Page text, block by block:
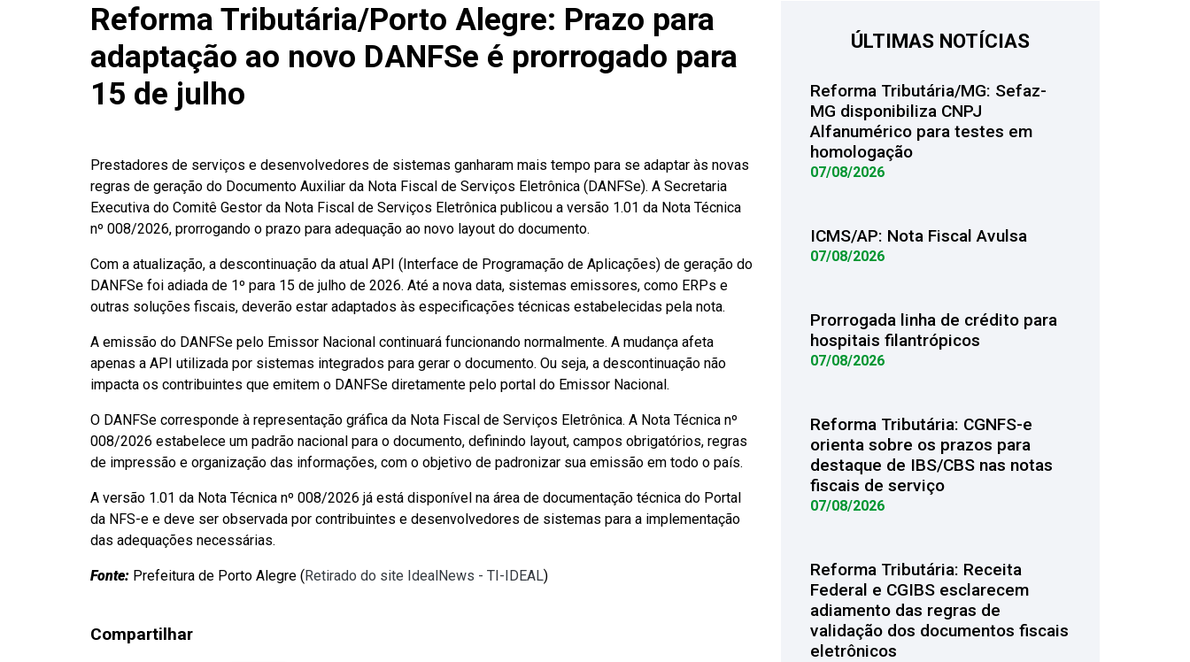
Reforma Tributária/Porto Alegre: Prazo para
adaptação ao novo DANFSe é prorrogado para
15 de julho
Prestadores de serviços e desenvolvedores de sistemas ganharam mais tempo para se adaptar às novas
regras de geração do Documento Auxiliar da Nota Fiscal de Serviços Eletrônica (DANFSe). A Secretaria
Executiva do Comitê Gestor da Nota Fiscal de Serviços Eletrônica publicou a versão 1.01 da Nota Técnica
nº 008/2026, prorrogando o prazo para adequação ao novo layout do documento.
Com a atualização, a descontinuação da atual API (Interface de Programação de Aplicações) de geração do
DANFSe foi adiada de 1º para 15 de julho de 2026. Até a nova data, sistemas emissores, como ERPs e
outras soluções fiscais, deverão estar adaptados às especificações técnicas estabelecidas pela nota.
A emissão do DANFSe pelo Emissor Nacional continuará funcionando normalmente. A mudança afeta
apenas a API utilizada por sistemas integrados para gerar o documento. Ou seja, a descontinuação não
impacta os contribuintes que emitem o DANFSe diretamente pelo portal do Emissor Nacional.
O DANFSe corresponde à representação gráfica da Nota Fiscal de Serviços Eletrônica. A Nota Técnica nº
008/2026 estabelece um padrão nacional para o documento, definindo layout, campos obrigatórios, regras
de impressão e organização das informações, com o objetivo de padronizar sua emissão em todo o país.
A versão 1.01 da Nota Técnica nº 008/2026 já está disponível na área de documentação técnica do Portal
da NFS-e e deve ser observada por contribuintes e desenvolvedores de sistemas para a implementação
das adequações necessárias.
Fonte: Prefeitura de Porto Alegre (Retirado do site IdealNews - TI-IDEAL)
Compartilhar
ÚLTIMAS NOTÍCIAS
Reforma Tributária/MG: Sefaz-
MG disponibiliza CNPJ
Alfanumérico para testes em
homologação
07/08/2026
ICMS/AP: Nota Fiscal Avulsa
07/08/2026
Prorrogada linha de crédito para
hospitais filantrópicos
07/08/2026
Reforma Tributária: CGNFS-e
orienta sobre os prazos para
destaque de IBS/CBS nas notas
fiscais de serviço
07/08/2026
Reforma Tributária: Receita
Federal e CGIBS esclarecem
adiamento das regras de
validação dos documentos fiscais
eletrônicos